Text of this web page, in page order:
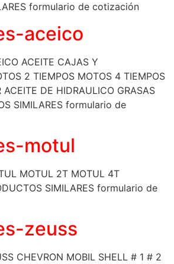
formulario de cotización
aceico
ACEITE CAJAS Y
2 TIEMPOS MOTOS 4 TIEMPOS
ACEITE DE HIDRAULICO GRASAS
SIMILARES formulario de
motul
MOTUL 2T MOTUL 4T
SIMILARES formulario de
zeuss
CHEVRON MOBIL SHELL # 1 # 2